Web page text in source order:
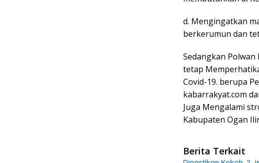
d. Mengingatkan
berkerumun dan
Sedangkan
tetap
Covid-19. berupa
kabarrakyat.com
Juga Mengalami
Kabupaten Ogan
Berita Terkait